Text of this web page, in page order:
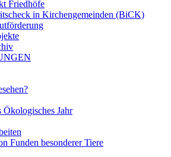
Friedhöfe
in Kirchengemeinden (BiCK)
Jahr
Funden besonderer Tiere